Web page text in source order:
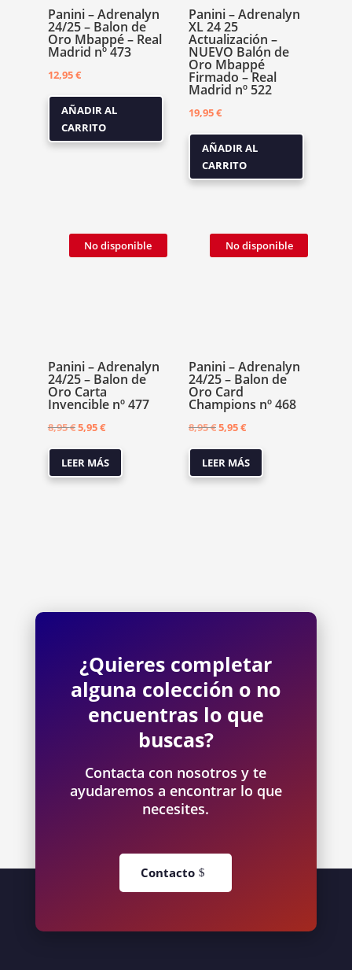
Panini – Adrenalyn
24/25 – Balon de
Oro Mbappé – Real
Madrid nº 473
12,95€
AÑADIR AL
CARRITO
Panini – Adrenalyn
XL 24 25
Actualización –
NUEVO Balón de
Oro Mbappé
Firmado – Real
Madrid nº 522
19,95€
AÑADIR AL
CARRITO
Panini – Adrenalyn
24/25 – Balon de
Oro Carta
Invencible nº 477
8,95€El
precio
original
5,95€El
precio
actual
LEER MÁS
No disponible
Panini – Adrenalyn
24/25 – Balon de
Oro Card
Champions nº 468
8,95€El
precio
original
5,95€El
precio
actual
LEER MÁS
No disponible
¿Quieres completar
alguna colección o no
encuentras lo que
buscas?
Contacta con nosotros y te
ayudaremos a encontrar lo que
necesites.
Contacto